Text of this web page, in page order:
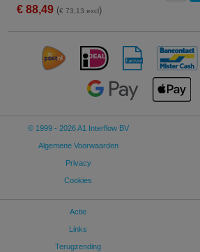
€ 88,49 (€ 73,13 excl)
© 1999 - 2026 A1 Interflow BV
Algemene Voorwaarden
Privacy
Cookies
Actie
Links
Terugzending